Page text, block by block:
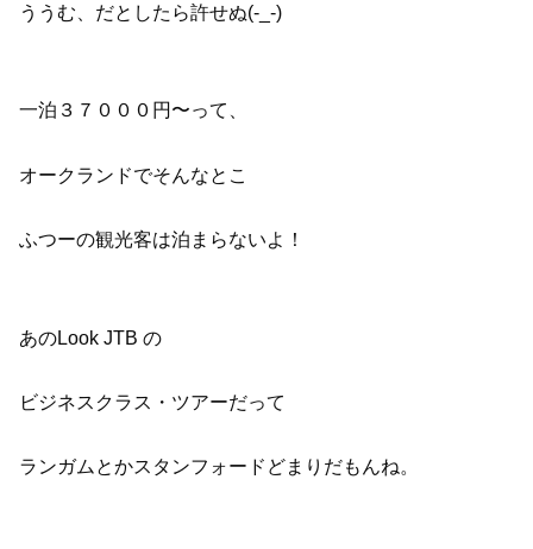
ううむ、だとしたら許せぬ(-_-)
一泊３７０００円〜って、
オークランドでそんなとこ
ふつーの観光客は泊まらないよ！
あのLook JTB の
ビジネスクラス・ツアーだって
ランガムとかスタンフォードどまりだもんね。